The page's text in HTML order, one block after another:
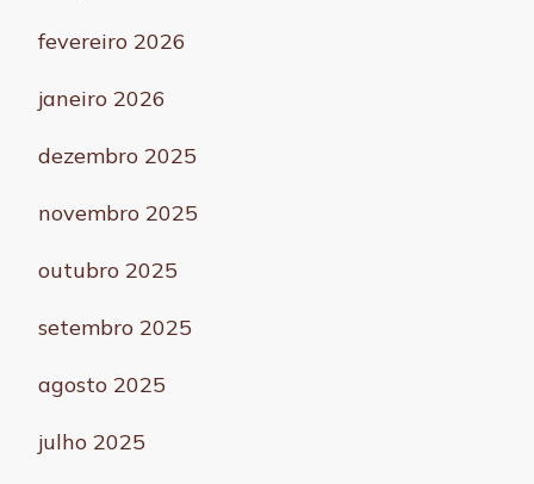
fevereiro 2026
janeiro 2026
dezembro 2025
novembro 2025
outubro 2025
setembro 2025
agosto 2025
julho 2025